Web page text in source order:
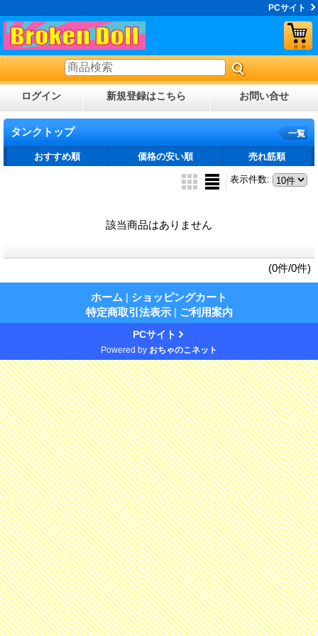
PCサイト
ログイン 新規登録はこちら お問い合せ
タンクトップ 一覧
おすすめ順 価格の安い順 売れ筋順
表示件数:
該当商品はありません
(0件/0件)
ホーム | ショッピングカート
特定商取引法表示 | ご利用案内
PCサイト
Powered by おちゃのこネット